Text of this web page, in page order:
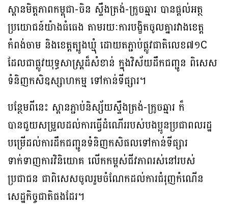
ស្ពានមិត្តភាពកម្ពុជា-ចិន ស្ទឹងត្រង់-ក្រូចឆ្មារ បានផ្តល់អត្ថ
ប្រយោជន៍យ៉ាងធំធេង តាមរយៈការបង្ខិតចូលគ្នារវាងខេត្ត
កំពង់ចាម និងខេត្តត្បូងឃ្មុំ ដោយតភ្ជាប់ផ្លូវជាតិលេខ៧១C
ដែលជាផ្លូវយុទ្ធសាស្ត្រដ៏សំខាន់ ក្នុងវិស័យដឹកជញ្ជូន ពិសេស
ទំនិញកសិឧស្សាហកម្ម ទៅកាន់ទីផ្សារ។
បន្ថែមពីនេះ ស្ពានភ្ជាប់និស្ស័យស្ទឹងត្រង់-ក្រូចឆ្មារ ក៏
បានជួយសម្រួលដល់ការធ្វើដំណើររបស់បងប្អូនប្រជាពលរដ្ឋ
បម្រើដល់ការដឹកជញ្ជូនទំនិញកសិផលទៅកាន់ទីផ្សារ
ទាក់ទាញការវិនិយោគ លើកកម្ពស់ជីវភាពរស់នៅរបស់
ប្រជាជន ជាពិសេសចូលរួមចំណែកដល់ការជំរុញកំណើន
សេដ្ឋកិច្ចជាតិផងដែរ។